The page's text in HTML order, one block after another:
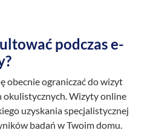
podczas e-
obecnie ograniczać do wizyt
okulistycznych. Wizyty online
uzyskania specjalistycznej
badań w Twoim domu.